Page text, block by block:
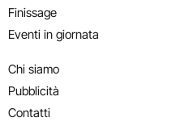
Finissage
Eventi in giornata
Chi siamo
Pubblicità
Contatti